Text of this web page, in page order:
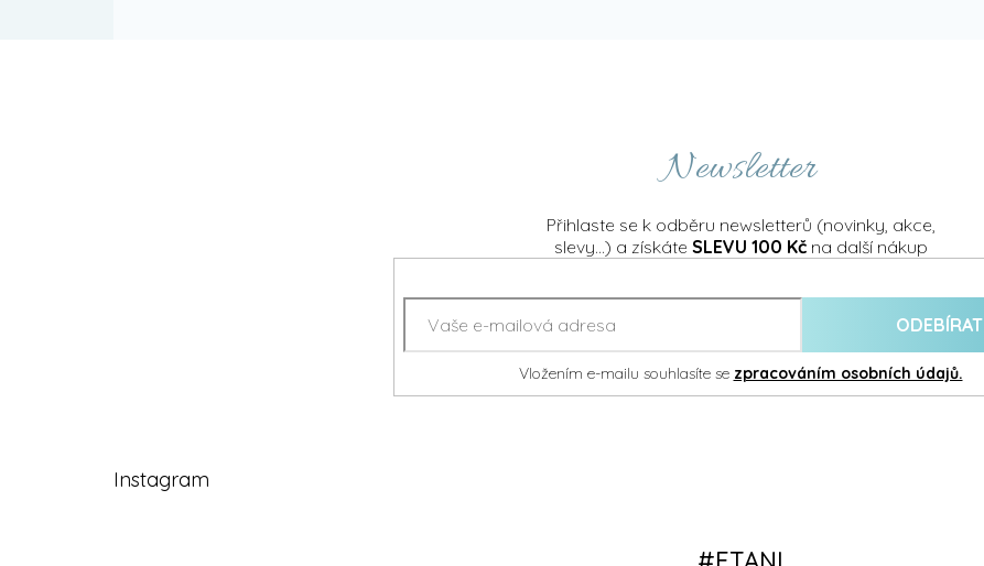
Newsletter
Přihlaste se k odběru newsletterů (novinky, akce,
slevy...) a získáte SLEVU 100 Kčna další nákup
ODEBÍRAT
Vložením e-mailu souhlasíte se zpracováním osobních údajů.
Instagram